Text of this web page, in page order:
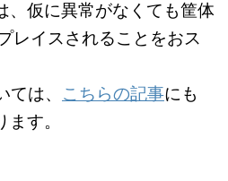
、仮に異常がなくても筐体
レイスされることをおス
は、 こちらの記事にも
す。